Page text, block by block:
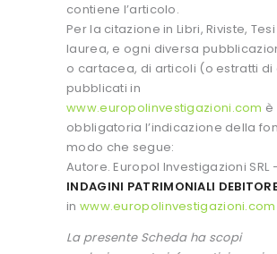
contiene l’articolo.
Per la citazione in Libri, Riviste,
laurea, e ogni diversa
o cartacea, di articoli (o estratti di
pubblicati in
www.europolinvestigazioni.com è
obbligatoria l’indicazione della
modo che segue:
Autore. Europol Investigazioni SRL
INDAGINI PATRIMONIALI
in www.europolinvestigazioni.com
La presente Scheda ha scopi